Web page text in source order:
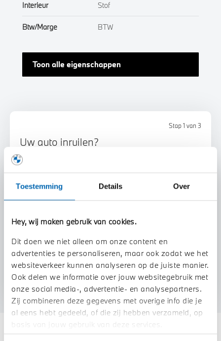
Toestemming Details Over
Hey, wij maken gebruik van cookies.
Dit doen we niet alleen om onze content en
advertenties te personaliseren, maar ook zodat we het
websiteverkeer kunnen analyseren op de juiste manier.
Ook delen we informatie over jouw websitegebruik met
onze social media-, advertentie- en analysepartners.
Zij combineren deze gegevens met overige info die je
al eens hebt gedeeld, of die zij hebben verzameld, op
basis van jouw gebruik van deze services.
Stap 1 van 3
Uw auto inruilen?
U vertelt meer over uw auto
We verrekenen de waarde van uw auto
Interieur Stof
Btw/Marge BTW
Toon alle eigenschappen
Deze zijn vergelijkbaar